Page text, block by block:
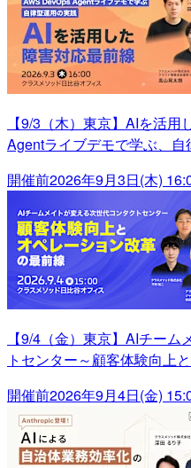
【9/3（木）東京】AIを活
Agentライブデモで学ぶ、
開催前2026年9月3日(木)
【9/4（金）東京】AIチー
トセンター～顧客体験向上
開催前2026年9月4日(金)